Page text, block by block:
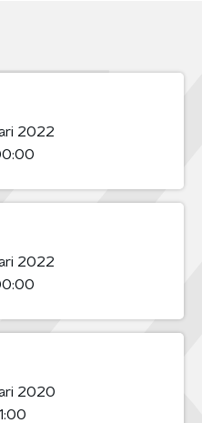
2022
2022
2020